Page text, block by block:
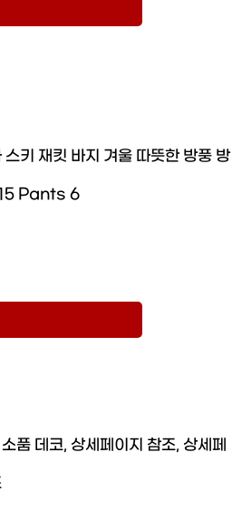
키 재킷 바지 겨울 따뜻한 방풍 방
15 Pants 6
품 데코, 상세페이지 참조, 상세페